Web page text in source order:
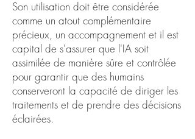
Son utilisation doit être considérée
comme un atout complémentaire
précieux, un accompagnement et il est
capital de s'assurer que l'IA soit
assimilée de manière sûre et contrôlée
pour garantir que des humains
conserveront la capacité de diriger les
traitements et de prendre des décisions
éclairées.